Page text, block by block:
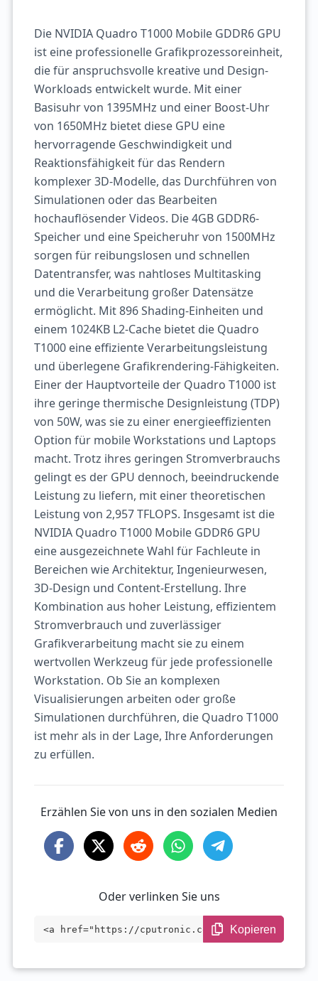
Die NVIDIA Quadro T1000 Mobile GDDR6 GPU
ist eine professionelle Grafikprozessoreinheit,
die für anspruchsvolle kreative und Design-
Workloads entwickelt wurde. Mit einer
Basisuhr von 1395MHz und einer Boost-Uhr
von 1650MHz bietet diese GPU eine
hervorragende Geschwindigkeit und
Reaktionsfähigkeit für das Rendern
komplexer 3D-Modelle, das Durchführen von
Simulationen oder das Bearbeiten
hochauflösender Videos. Die 4GB GDDR6-
Speicher und eine Speicheruhr von 1500MHz
sorgen für reibungslosen und schnellen
Datentransfer, was nahtloses Multitasking
und die Verarbeitung großer Datensätze
ermöglicht. Mit 896 Shading-Einheiten und
einem 1024KB L2-Cache bietet die Quadro
T1000 eine effiziente Verarbeitungsleistung
und überlegene Grafikrendering-Fähigkeiten.
Einer der Hauptvorteile der Quadro T1000 ist
ihre geringe thermische Designleistung (TDP)
von 50W, was sie zu einer energieeffizienten
Option für mobile Workstations und Laptops
macht. Trotz ihres geringen Stromverbrauchs
gelingt es der GPU dennoch, beeindruckende
Leistung zu liefern, mit einer theoretischen
Leistung von 2,957 TFLOPS. Insgesamt ist die
NVIDIA Quadro T1000 Mobile GDDR6 GPU
eine ausgezeichnete Wahl für Fachleute in
Bereichen wie Architektur, Ingenieurwesen,
3D-Design und Content-Erstellung. Ihre
Kombination aus hoher Leistung, effizientem
Stromverbrauch und zuverlässiger
Grafikverarbeitung macht sie zu einem
wertvollen Werkzeug für jede professionelle
Workstation. Ob Sie an komplexen
Visualisierungen arbeiten oder große
Simulationen durchführen, die Quadro T1000
ist mehr als in der Lage, Ihre Anforderungen
zu erfüllen.
Erzählen Sie von uns in den sozialen Medien
Oder verlinken Sie uns
<a href="https://cputronic.com/de/gpu/nv
Kopieren